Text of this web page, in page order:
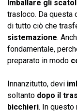
Imballare gli
trasloco. Da questa
di tutto ciò che
sistemazione.
fondamentale,
preparato in modo
Innanzitutto, devi
soltanto dopo il
bicchieri. In questo